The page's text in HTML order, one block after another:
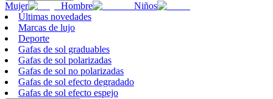
Mujer Hombre
Niños
Últimas novedades
Marcas de lujo
Deporte
Gafas de sol graduables
Gafas de sol polarizadas
Gafas de sol no polarizadas
Gafas de sol efecto degradado
Gafas de sol efecto espejo